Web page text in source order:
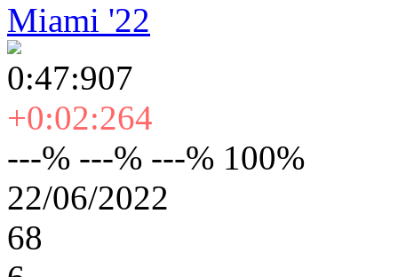
Miami '22
0:47:907
+0:02:264
---% ---% ---% 100%
22/06/2022
68